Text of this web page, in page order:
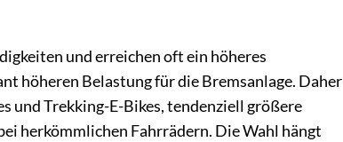
und erreichen oft ein höheres
höheren Belastung für die Bremsanlage. Daher
und Trekking-E-Bikes, tendenziell größere
herkömmlichen Fahrrädern. Die Wahl hängt